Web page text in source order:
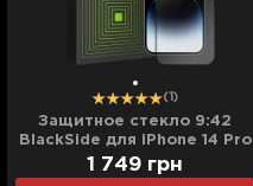
(1)
Защитное стекло 9:42
BlackSide для iPhone 14 Pro
Max
1 749 грн